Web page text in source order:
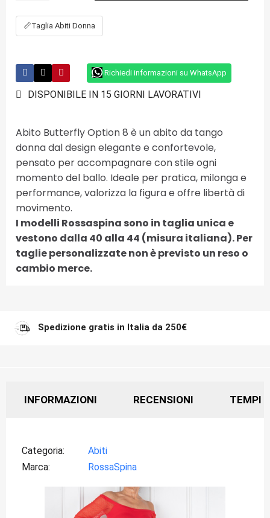
📏Taglia Abiti Donna
Richiedi informazioni su WhatsApp
DISPONIBILE IN 15 GIORNI LAVORATIVI
Abito Butterfly Option 8 è un abito da tango
donna dal design elegante e confortevole,
pensato per accompagnare con stile ogni
momento del ballo. Ideale per pratica, milonga e
performance, valorizza la figura e offre libertà di
movimento.
I modelli Rossaspina sono in taglia unica e
vestono dalla 40 alla 44 (misura italiana). Per
taglie personalizzate non è previsto un reso o
cambio merce.
Spedizione gratis in Italia da 250€
INFORMAZIONI RECENSIONI TEMPI
Categoria
Abiti
Marca
RossaSpina